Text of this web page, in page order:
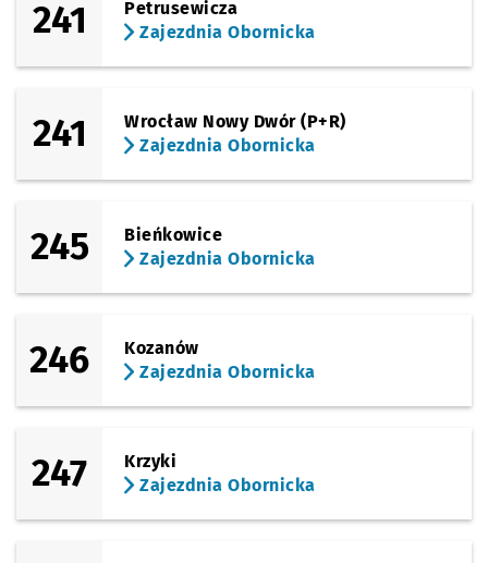
241
Petrusewicza
Zajezdnia Obornicka
241
Wrocław Nowy Dwór (P+R)
Zajezdnia Obornicka
245
Bieńkowice
Zajezdnia Obornicka
246
Kozanów
Zajezdnia Obornicka
247
Krzyki
Zajezdnia Obornicka